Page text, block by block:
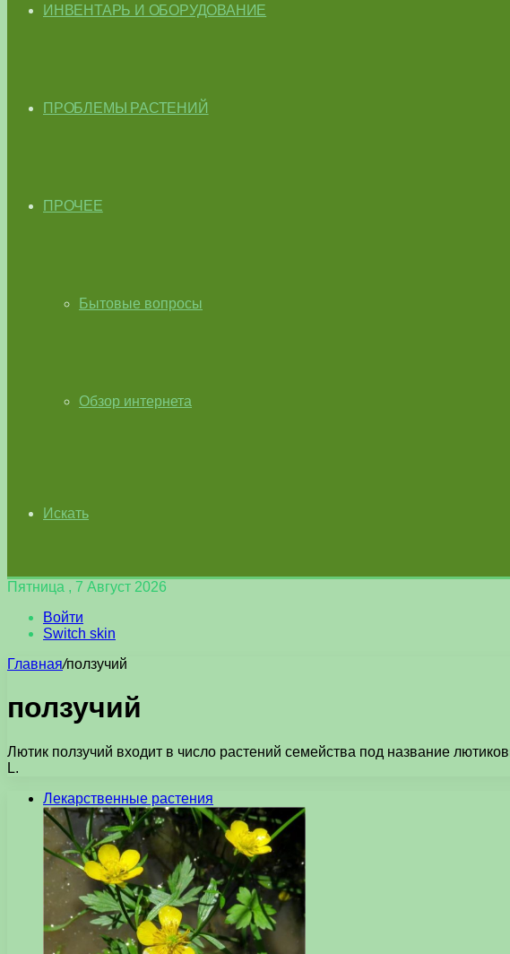
ИНВЕНТАРЬ И ОБОРУДОВАНИЕ
ПРОБЛЕМЫ РАСТЕНИЙ
ПРОЧЕЕ
Бытовые вопросы
Обзор интернета
Искать
Пятница , 7 Август 2026
Войти
Switch skin
Главная/ползучий
ползучий
Лютик ползучий входит в число растений семейства под название
L.
Лекарственные растения